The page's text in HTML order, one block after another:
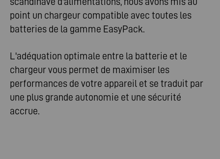
point un chargeur compatible avec toutes les
batteries de la gamme EasyPack.
L'adéquation optimale entre la batterie et le
chargeur vous permet de maximiser les
performances de votre appareil et se traduit par
une plus grande autonomie et une sécurité
accrue.